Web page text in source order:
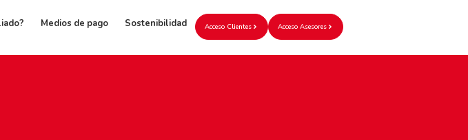
Medios de pago Sostenibilidad Acceso Clientes Acceso Asesores